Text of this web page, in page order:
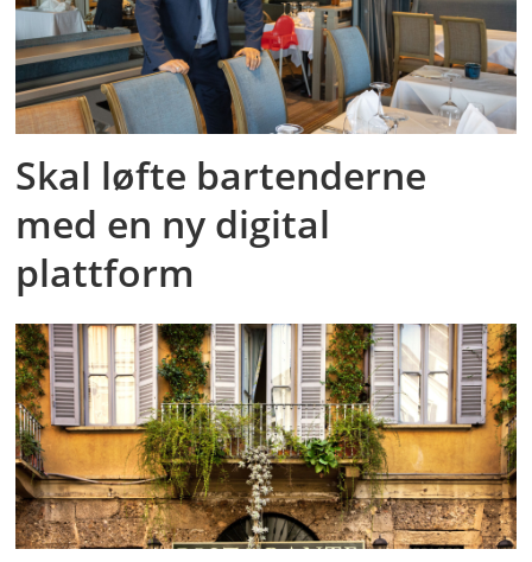
Skal løfte bartenderne
med en ny digital
plattform